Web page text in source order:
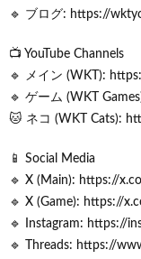
🔹 ブログ: https://
📺 YouTube Channels
🔹 メイン (WKT):
🔹 ゲーム (WKT
🐱 ネコ (WKT Cats):
📱 Social Media
🔹 X (Main): https://
🔹 X (Game): https://
🔹 Instagram: https://
🔹 Threads: https://